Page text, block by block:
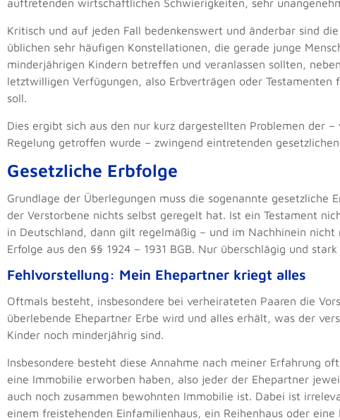
auftretenden wirtschaftlichen Schwierigkeiten, sehr
Kritisch und auf jeden Fall bedenkenswert und änderbar sind
üblichen sehr häufigen Konstellationen, die gerade junge
minderjährigen Kindern betreffen und veranlassen sollten,
letztwilligen Verfügungen, also Erbverträgen oder Testamenten
soll.
Dies ergibt sich aus den nur kurz dargestellten Problemen der
Regelung getroffen wurde – zwingend eintretenden
Gesetzliche Erbfolge
Grundlage der Überlegungen muss die sogenannte gesetzliche
der Verstorbene nichts selbst geregelt hat. Ist ein Testament
in Deutschland, dann gilt regelmäßig – und im Nachhinein nicht
Erfolge aus den §§ 1924 – 1931 BGB. Nur überschlägig und
Fehlvorstellung: Mein Ehepartner kriegt alles
Oftmals besteht, insbesondere bei verheirateten Paaren die
überlebende Ehepartner Erbe wird und alles erhält, was der
Kinder noch minderjährig sind.
Insbesondere besteht diese Annahme nach meiner Erfahrung
eine Immobilie erworben haben, also jeder der Ehepartner
auch noch zusammen bewohnten Immobilie ist. Dabei ist
einem freistehenden Einfamilienhaus, ein Reihenhaus oder